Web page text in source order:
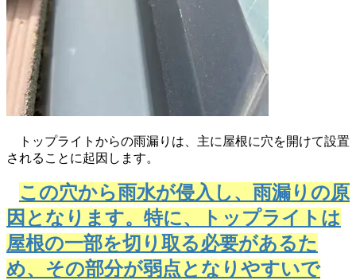
トップライトからの雨漏りは、主に屋根に穴を開けて設置
されることに起因します。
この穴から雨水が侵入し、雨漏りの原
因となります。特に、トップライトは
屋根の一部を切り取る必要があるた
め、その部分が弱点となりやすいで